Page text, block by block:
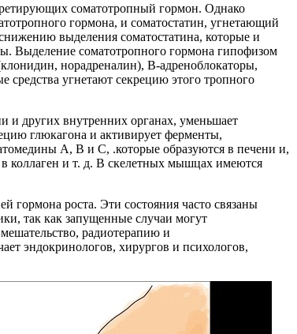
соматотропный гормон. Однако
гормона, и соматостатин, угнетающий
выделения соматостатина, которые и
Выделение соматотропного гормона гипофизом
норадреналин), B-адреноблокаторы,
средства угнетают секрецию этого тропного
и других внутренних органах, уменьшает
глюкагона и активирует ферменты,
А, В и С, .которые образуются в печени и,
коллаген и т. д. В скелетных мышцах имеются
гормона роста. Эти состояния часто связаны
так как запущенные случаи могут
радиотерапию и
эндокринологов, хирургов и психологов,